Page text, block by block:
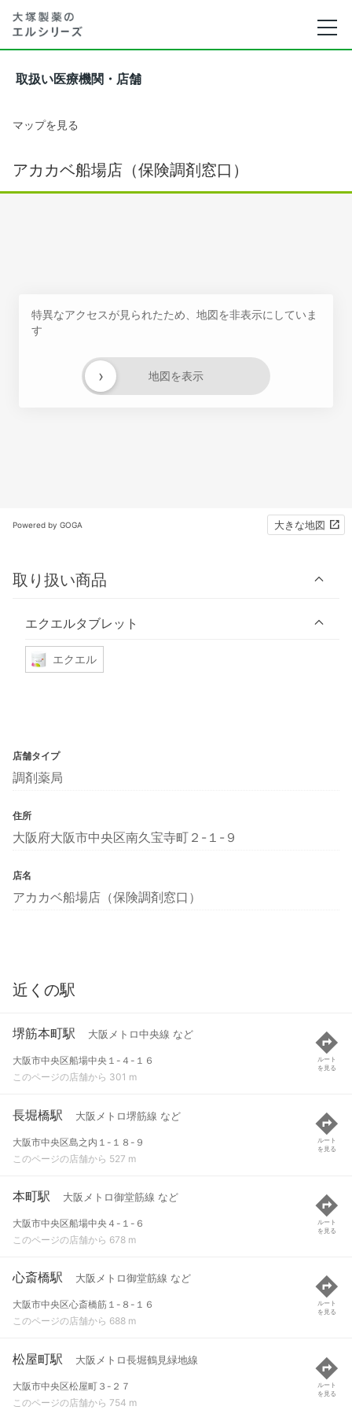
取扱い医療機関・店舗
マップを見る
アカカベ船場店（保険調剤窓口）
特異なアクセスが見られたため、地図を非表示にしていま
す
地図を表示
›
Powered by GOGA 大きな地図
取り扱い商品
エクエルタブレット
エクエル
店舗タイプ
調剤薬局
住所
大阪府大阪市中央区南久宝寺町２-１-９
店名
アカカベ船場店（保険調剤窓口）
近くの駅
堺筋本町駅 大阪メトロ中央線 など
大阪市中央区船場中央１-４-１６
このページの店舗から 301 m
ルート
を見る
長堀橋駅 大阪メトロ堺筋線 など
大阪市中央区島之内１-１８-９
このページの店舗から 527 m
ルート
を見る
本町駅 大阪メトロ御堂筋線 など
大阪市中央区船場中央４-１-６
このページの店舗から 678 m
ルート
を見る
心斎橋駅 大阪メトロ御堂筋線 など
大阪市中央区心斎橋筋１-８-１６
このページの店舗から 688 m
ルート
を見る
松屋町駅 大阪メトロ長堀鶴見緑地線
大阪市中央区松屋町３-２７
このページの店舗から 754 m
ルート
を見る